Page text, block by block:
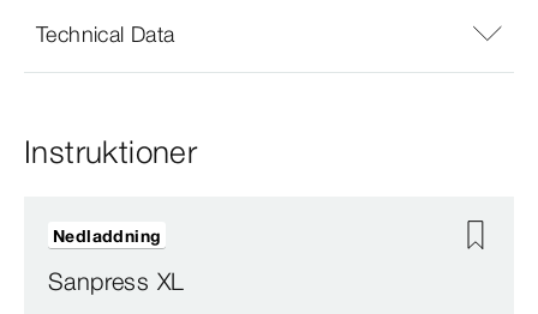
Technical Data
Instruktioner
Sanpress XL
Nedladdning